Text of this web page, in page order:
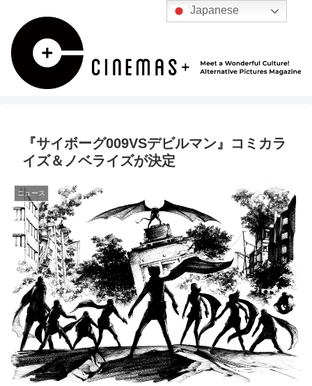
『サイボーグ009VSデビルマン』コミカラ
イズ＆ノベライズが決定
ニュース
Japanese